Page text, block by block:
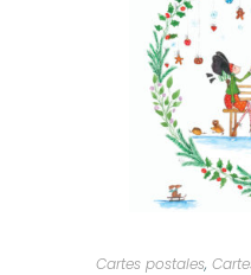
Cartes postales,